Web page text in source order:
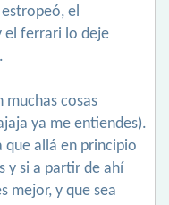
el
el ferrari lo deje
muchas cosas
ya me entiendes).
que allá en principio
y si a partir de ahí
mejor, y que sea